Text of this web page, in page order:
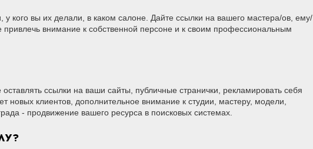
у кого вы их делали, в каком салоне. Дайте ссылки на вашего мастера/ов, ему/
внимание к собственной персоне и к своим профессиональным
ссылки на ваши сайты, публичные странички, рекламировать себя
новых клиентов, дополнительное внимание к студии, мастеру, модели,
- продвижение вашего ресурса в поисковых системах.